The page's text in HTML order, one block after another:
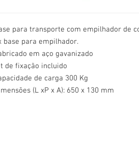
para transporte com empilhador de
base para empilhador.
em aço gavanizado
de fixação incluido
de carga 300 Kg
(L xP x A): 650 x 130 mm